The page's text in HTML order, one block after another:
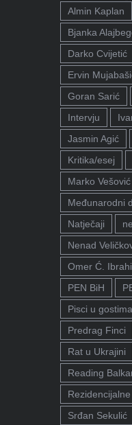
Almin Kaplan
Bjanka
Darko Cvijetić
Ervin
Goran Sarić
Intervju
Jasmin Agić
Kritika/esej
Marko Vešović
Međunarodni
Natječaji
Nenad
Omer Ć.
PEN BiH
Pisci u gostima
Predrag Finci
Rat u Ukrajini
Reading
Srđan Sekulić